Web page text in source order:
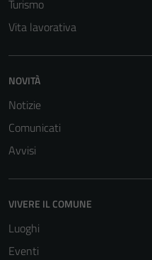
Turismo
Vita lavorativa
NOVITÀ
Notizie
Comunicati
Avvisi
VIVERE IL COMUNE
Luoghi
Eventi